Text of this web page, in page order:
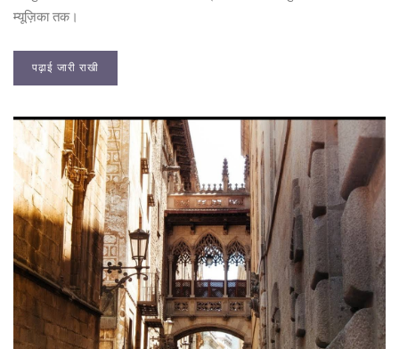
म्यूज़िका तक।
पढ़ाई जारी राखी